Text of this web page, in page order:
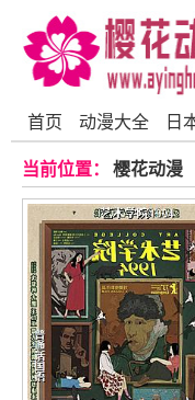
首页 动漫大全 日
当前位置： 樱花动漫